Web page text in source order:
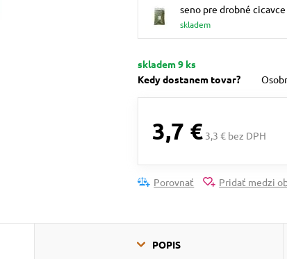
seno pre drobné cicavce
skladem
skladem 9 ks
Kedy dostanem tovar?
3,7 € 3,3 € bez DPH
Porovnať Pridať medzi
POPIS